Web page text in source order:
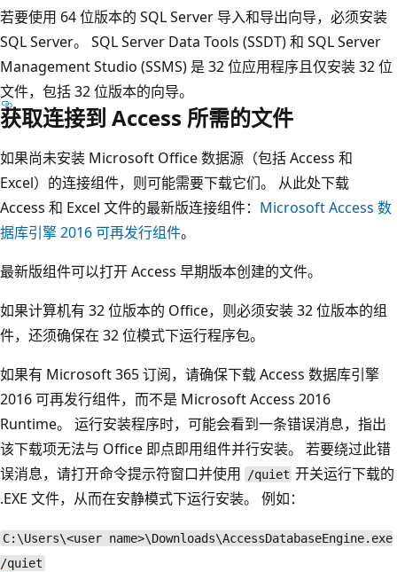
若要使用 64 位版本的 SQL Server 导入和导出向导，必须安装
SQL Server。 SQL Server Data Tools (SSDT) 和 SQL Server
Management Studio (SSMS) 是 32 位应用程序且仅安装 32 位
文件，包括 32 位版本的向导。
获取连接到 Access 所需的文件
如果尚未安装 Microsoft Office 数据源（包括 Access 和
Excel）的连接组件，则可能需要下载它们。 从此处下载
Access 和 Excel 文件的最新版连接组件： Microsoft Access 数
据库引擎 2016 可再发行组件。
最新版组件可以打开 Access 早期版本创建的文件。
如果计算机有 32 位版本的 Office，则必须安装 32 位版本的组
件，还须确保在 32 位模式下运行程序包。
如果有 Microsoft 365 订阅，请确保下载 Access 数据库引擎
2016 可再发行组件，而不是 Microsoft Access 2016
Runtime。 运行安装程序时，可能会看到一条错误消息，指出
该下载项无法与 Office 即点即用组件并行安装。 若要绕过此错
误消息，请打开命令提示符窗口并使用
/quiet 开关运行下载的
.EXE 文件，从而在安静模式下运行安装。 例如：
C:\Users\<user name>\Downloads\AccessDatabaseEngine.exe
/quiet